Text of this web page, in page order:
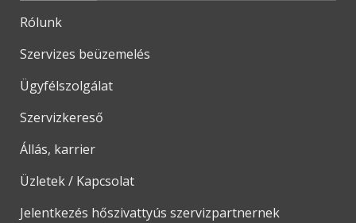
Rólunk
Szervizes beüzemelés
Ügyfélszolgálat
Szervizkereső
Állás, karrier
Üzletek / Kapcsolat
Jelentkezés hőszivattyús szervizpartnernek